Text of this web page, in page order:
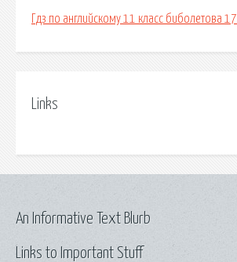
Гдз по английскому 11 класс биболетова 17
Links
Links to Important Stuff
An Informative Text Blurb